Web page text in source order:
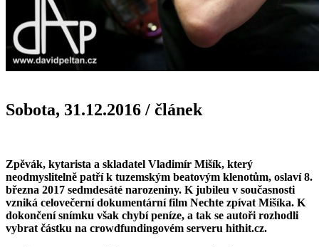
Sobota, 31.12.2016 / článek
Zpěvák, kytarista a skladatel Vladimír Mišík, který
neodmyslitelně patří k tuzemským beatovým klenotům, oslaví 8.
března 2017 sedmdesáté narozeniny. K jubileu v současnosti
vzniká celovečerní dokumentární film Nechte zpívat Mišíka. K
dokončení snímku však chybí peníze, a tak se autoři rozhodli
vybrat částku na crowdfundingovém serveru hithit.cz.